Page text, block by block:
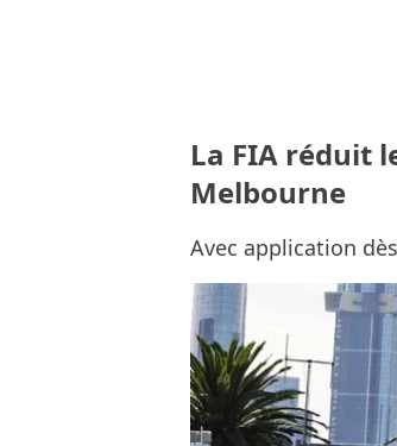
La FIA réduit
Melbourne
Avec application